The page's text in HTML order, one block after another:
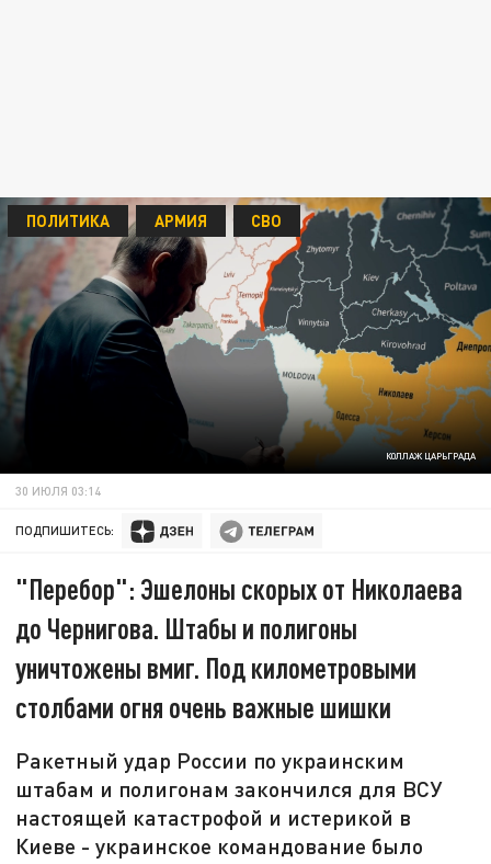
КОЛЛАЖ ЦАРЬГРАДА
ПОЛИТИКА АРМИЯ СВО
30 ИЮЛЯ 03:14
ПОДПИШИТЕСЬ:
"Перебор": Эшелоны скорых от Николаева
до Чернигова. Штабы и полигоны
уничтожены вмиг. Под километровыми
столбами огня очень важные шишки
Ракетный удар России по украинским
штабам и полигонам закончился для ВСУ
настоящей катастрофой и истерикой в
Киеве - украинское командование было